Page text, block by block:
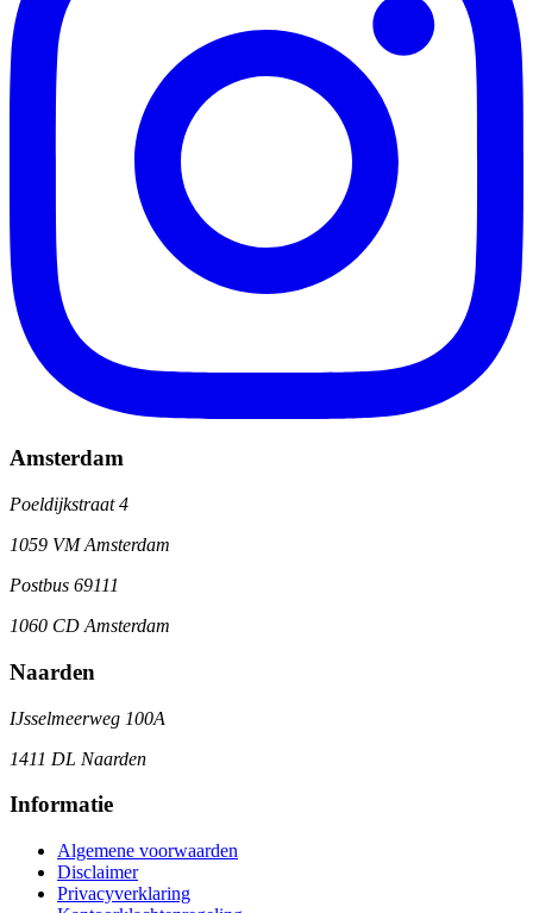
Amsterdam
Poeldijkstraat 4
1059 VM Amsterdam
Postbus 69111
1060 CD Amsterdam
Naarden
IJsselmeerweg 100A
1411 DL Naarden
Informatie
Algemene voorwaarden
Disclaimer
Privacyverklaring